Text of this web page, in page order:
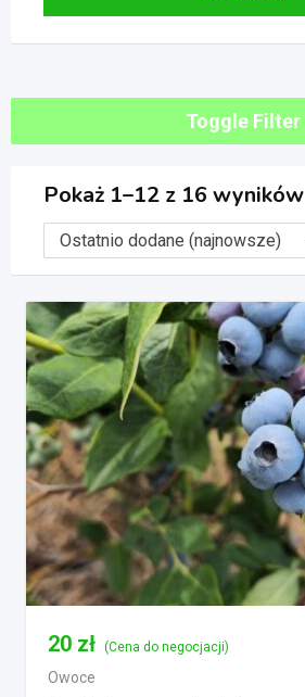
Toggle Filter
Pokaż 1–12 z 16 wyników
20 zł (Cena do negocjacji)
Owoce